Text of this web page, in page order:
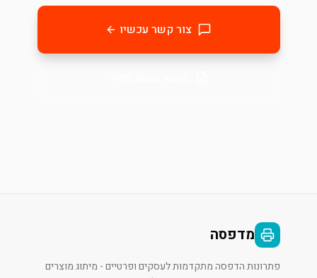
צור קשר עכשיו
מדפסה
פתרונות הדפסה מתקדמות לעסקים ופרטיים - מיתוג מוצרים